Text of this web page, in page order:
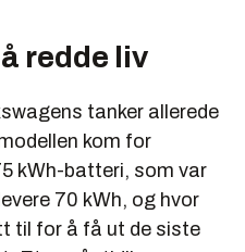
redde liv
tanker allerede
kom for
kWh-batteri, som var
70 kWh, og hvor
til for å få ut de siste